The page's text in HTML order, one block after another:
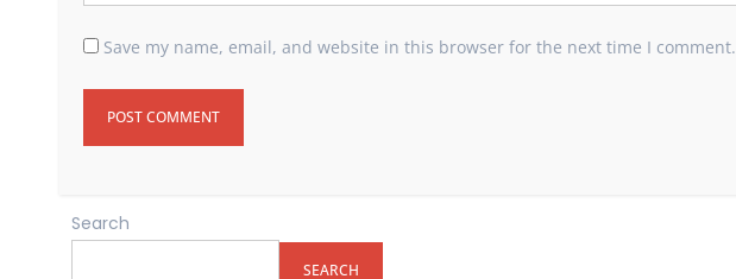
Save my name, email, and website in this browser for the next time I comment.
Search
SEARCH